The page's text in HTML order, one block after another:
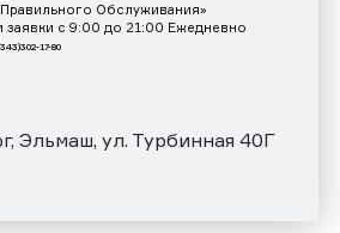
Обслуживания»
заявки с 9:00 до 21:00 Ежедневно
17-80
Эльмаш, ул. Турбинная 40Г